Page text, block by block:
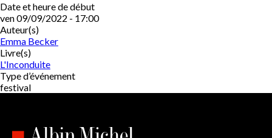
Date et heure de début
ven 09/09/2022 - 17:00
Auteur(s)
Emma Becker
Livre(s)
L'Inconduite
Type d’événement
festival